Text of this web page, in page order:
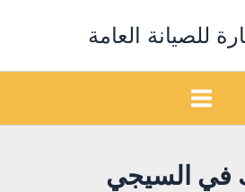
للصيانة العامة
في السيجي